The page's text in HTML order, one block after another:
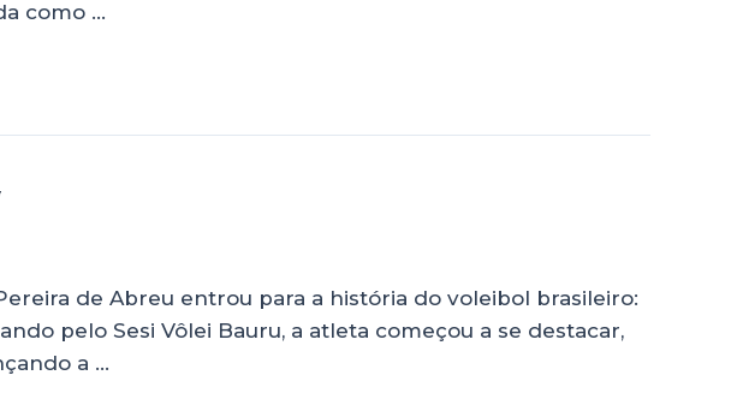
como …
de Abreu entrou para a história do voleibol brasileiro:
pelo Sesi Vôlei Bauru, a atleta começou a se destacar,
a …